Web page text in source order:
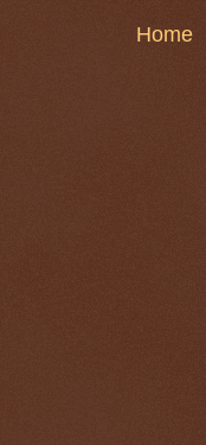
Home